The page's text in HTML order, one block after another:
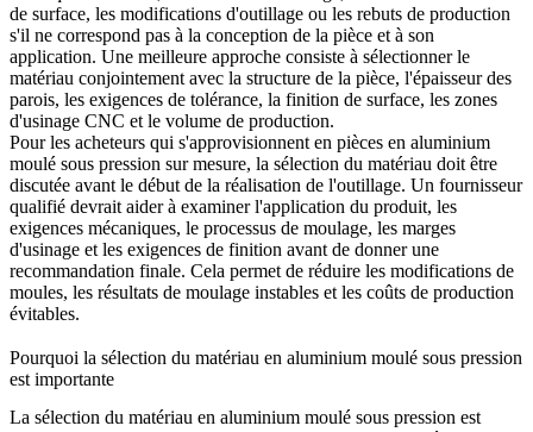
de surface, les modifications d'outillage ou les rebuts de production
s'il ne correspond pas à la conception de la pièce et à son
application. Une meilleure approche consiste à sélectionner le
matériau conjointement avec la structure de la pièce, l'épaisseur des
parois, les exigences de tolérance, la finition de surface, les zones
d'usinage CNC et le volume de production.
Pour les acheteurs qui s'approvisionnent en pièces en aluminium
moulé sous pression sur mesure, la sélection du matériau doit être
discutée avant le début de la réalisation de l'outillage. Un fournisseur
qualifié devrait aider à examiner l'application du produit, les
exigences mécaniques, le processus de moulage, les marges
d'usinage et les exigences de finition avant de donner une
recommandation finale. Cela permet de réduire les modifications de
moules, les résultats de moulage instables et les coûts de production
évitables.
Pourquoi la sélection du matériau en aluminium moulé sous pression
est importante
La sélection du matériau en aluminium moulé sous pression est